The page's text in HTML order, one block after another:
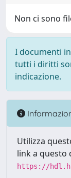
Non ci sono
I documenti
tutti i diritti
indicazione.
Utilizza
link a questo
https://